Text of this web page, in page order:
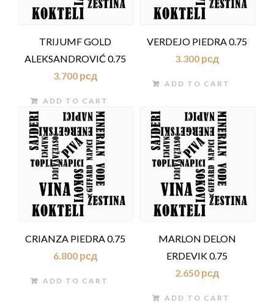
TRIJUMF GOLD
ALEKSANDROVIĆ 0.75
3.700 рсд
ADD TO CART
VERDEJO PIEDRA 0.75
3.300 рсд
ADD TO CART
CRIANZA PIEDRA 0.75
6.800 рсд
ADD TO CART
MARLON DELON
ERDEVIK 0.75
2.650 рсд
ADD TO CART